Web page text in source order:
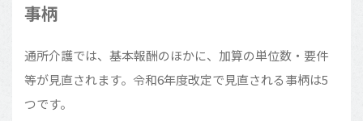
事柄
通所介護では、基本報酬のほかに、加算の単位数・要件
等が見直されます。令和6年度改定で見直される事柄は5
つです。